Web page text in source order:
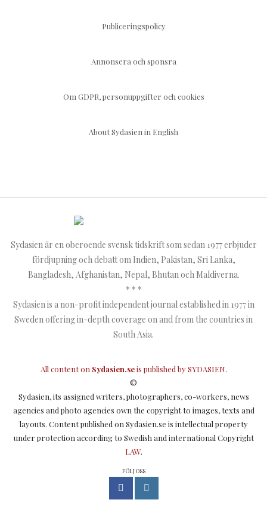
Publiceringspolicy
Annonsera och sponsra
Om GDPR, personuppgifter och cookies
About Sydasien in English
Sydasien är en oberoende svensk tidskrift som sedan 1977 erbjuder
fördjupning och debatt om Indien, Pakistan, Sri Lanka,
Bangladesh, Afghanistan, Nepal, Bhutan och Maldiverna.
* * *
Sydasien is a non-profit independent journal established in 1977 in
Sweden offering in-depth coverage on and from the countries in
South Asia.
All content on Sydasien.seis published bySYDASIEN.
©
Sydasien, its assigned writers, photographers, co-workers, news
agencies and photo agencies own the copyright to images, texts and
layouts. Content published on Sydasien.se is intellectual property
under protection according to Swedish and international Copyright
LAW.
FÖLJ OSS